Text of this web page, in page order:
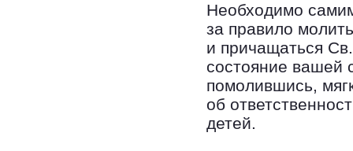
Необходимо
за правило
и причащаться
состояние вашей
помолившись,
об
детей.